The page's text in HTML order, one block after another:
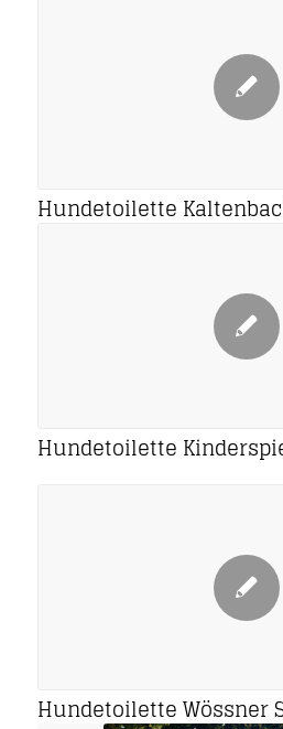
Hundetoilette
Hundetoilette
Hundetoilette Wössner